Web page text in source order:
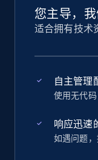
您主导，
适合拥有技术
自主管理
使用无代码
响应迅速
如遇问题